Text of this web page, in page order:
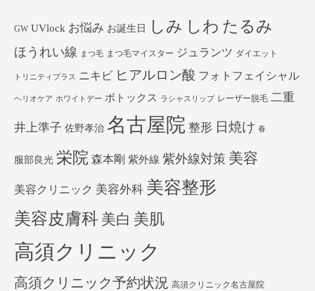
GW UVlock お悩み お誕生日 しみ しわ たるみ
ほうれい線 まつ毛 まつ毛マイスター ジュランツ ダイエット
トリニティプラス ニキビ ヒアルロン酸 フォトフェイシャル
ヘリオケア ホワイトデー ボトックス ラシャスリップ レーザー脱毛 二重
井上準子 佐野孝治 名古屋院 整形 日焼け 春
服部良光 栄院 森本剛 紫外線 紫外線対策 美容
美容クリニック 美容外科 美容整形
美容皮膚科 美白 美肌
高須クリニック
高須クリニック予約状況 高須クリニック名古屋院